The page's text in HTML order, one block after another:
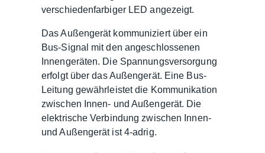
verschiedenfarbiger LED angezeigt.
Das Außengerät kommuniziert über ein
Bus-Signal mit den angeschlossenen
Innengeräten. Die Spannungsversorgung
erfolgt über das Außengerät. Eine Bus-
Leitung gewährleistet die Kommunikation
zwischen Innen- und Außengerät. Die
elektrische Verbindung zwischen Innen-
und Außengerät ist 4-adrig.